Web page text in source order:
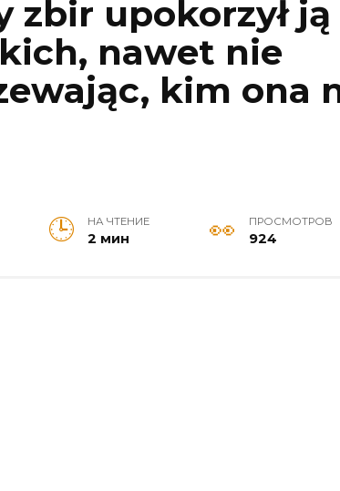
zbir upokorzył
nawet nie
kim ona
НА ЧТЕНИЕ
2 мин
ПРОСМОТРОВ
924